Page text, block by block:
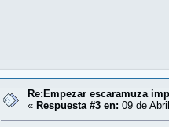
Re:Empezar escaramuza
«Respuesta #3 en: 09 de